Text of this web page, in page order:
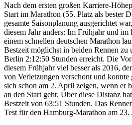
Nach dem ersten großen Karriere-
Start im Marathon (55. Platz als bester
gesamte Saisonplanung ausgerichtet
diesem Jahr anders: Im Frühjahr und
einem schnellen deutschen Marathon
Bestzeit möglichst in beiden Rennen zu
Berlin 2:12:50 Stunden erreicht. Die
diesem Frühjahr viel besser als 2016,
von Verletzungen verschont und
sich schon am 2. April zeigen, wenn er
an den Start geht. Über diese Distanz
Bestzeit von 63:51 Stunden. Das
Test für den Hamburg-Marathon am